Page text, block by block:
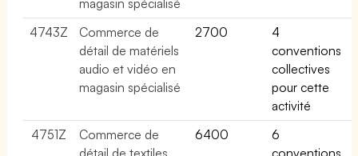
4743Z
Commerce de
détail de matériels
audio et vidéo en
magasin spécialisé
2700
4
conventions
collectives
pour cette
activité
4751Z
Commerce de
détail de textiles
6400
6
conventions